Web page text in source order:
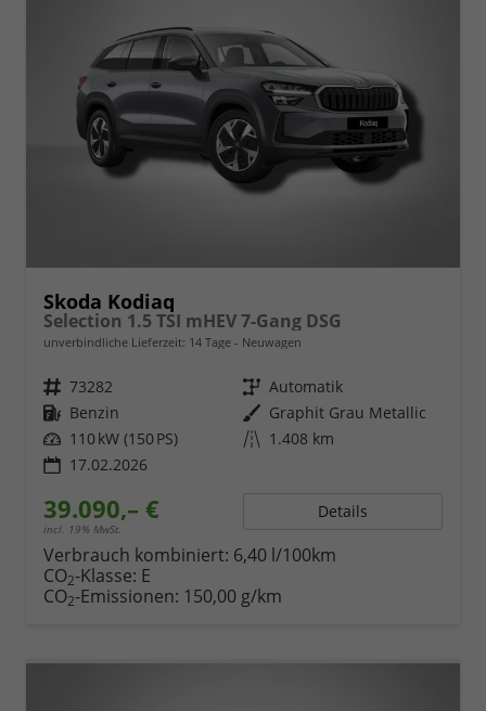
Skoda Kodiaq
Selection 1.5 TSI mHEV 7-Gang DSG
unverbindliche Lieferzeit: 14 Tage Neuwagen
Fahrzeugnr. 73282 Getriebe Automatik
Kraftstoff Benzin Außenfarbe Graphit Grau Metallic
Leistung 110 kW (150 PS) Kilometerstand 1.408 km
17.02.2026
39.090,– €
incl. 19% MwSt.
Details
Verbrauch kombiniert: 6,40 l/100km
CO2-Klasse: E
CO2-Emissionen: 150,00 g/km